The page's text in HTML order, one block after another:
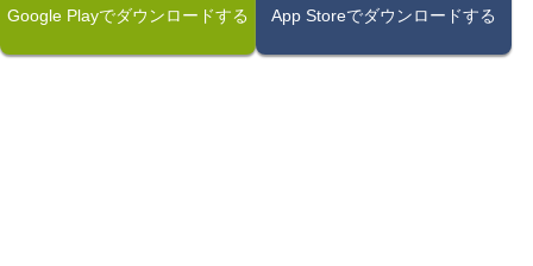
Google Playでダウンロードする App Storeでダウンロードする